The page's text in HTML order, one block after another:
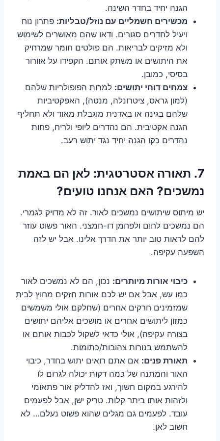
הגנה יחיד בחדר השינה.
מכשירים חשמליים עם נוזל/טבליות: פתרון נוח
ויעיל לחדרים סגורים. ודאו שהם מאושרים לשימוש
ולא מזיקים לבריאות. הם פולטים חומר שמרחיק
את היתושים או משתק אותם. הקפידו על אוורור
בסיסי, כמובן.
צמחים דוחי יתושים: למרות הפופולריות שלהם
(למון גראס, ציטרונלה, מנטה), האפקטיביות
שלהם בגינה או באדנית מוגבלת מאוד ולא תחליף
הגנה אקטיבית. הם נהדרים ליופי ולריח, פחות
נהדרים כקו הגנה יחיד נגד יתוש רעב.
7. תאורה אסטרטגית: לאן הם באמת
נמשכים? האם אנחנו טועים?
יש מיתוס שיתושים נמשכים לאור. זה לא מדויק לגמרי.
הם נמשכים לחום ולפחמן דו-חמצני. האור פשוט עוזר
להם לראות טוב יותר את הדרך אלינו. אבל יש לזה
השפעה עקיפה.
כיבוי אורות מיותרים: נכון, הם לא נמשכים לאור
כמו עש, אבל אם יש לכם אורות חזקים מחוץ לבית
שמזמינים חרקים אחרים (שחלקם אולי משמשים
כמזון ליתושים אחרים או מושכים אליהם יתושים
בצורה עקיפה), אולי כדאי לשקול לכבות אותם או
להשתמש בנורות צהובות/כתומות.
תאורת פנים: אם אתם רואים יתוש בחדר, כיבוי
האור והמתנה של כמה דקות יכולה לגרום לו
להירגע במקום חשוך, ואז להדליק אור פתאומי
ולזהות אותו ביתר קלות. טריק ישן, אבל לפעמים
עובד. לפעמים גם מגלים שהוא פשוט נעלם… לא
חשוב לאן.